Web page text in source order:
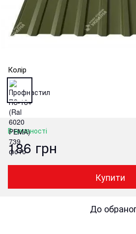
Колір
В наявності
186 грн
Купити
До